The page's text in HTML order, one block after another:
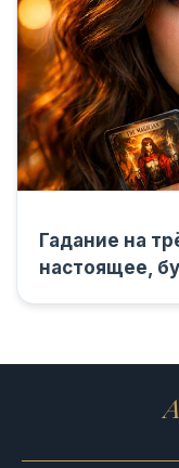
Гадание на
настоящее,